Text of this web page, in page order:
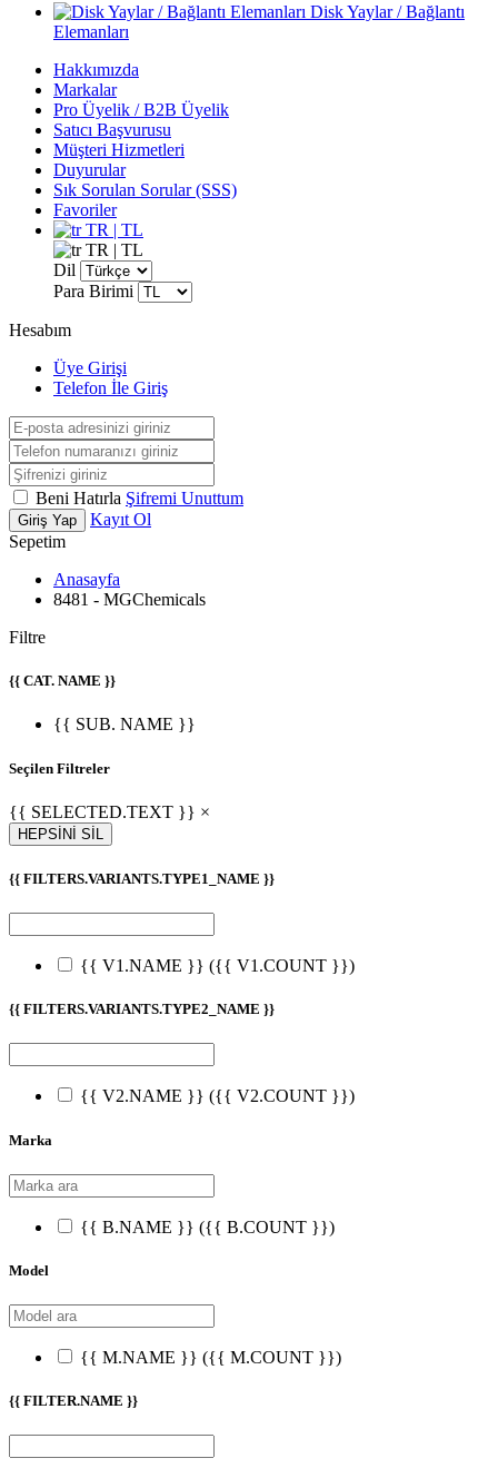
Disk Yaylar / Bağlantı
Elemanları
Hakkımızda
Markalar
Pro Üyelik / B2B Üyelik
Satıcı Başvurusu
Müşteri Hizmetleri
Duyurular
Sık Sorulan Sorular (SSS)
Favoriler
TR | TL
TR | TL
Dil
Para Birimi
Hesabım
Üye Girişi
Telefon İle Giriş
Beni Hatırla Şifremi Unuttum
Giriş Yap
Kayıt Ol
Sepetim
Anasayfa
8481 - MGChemicals
Filtre
{{ CAT. NAME }}
{{ SUB. NAME }}
Seçilen Filtreler
{{ SELECTED.TEXT }} ×
HEPSİNİ SİL
{{ FILTERS.VARIANTS.TYPE1_NAME }}
{{ V1.NAME }} ({{ V1.COUNT }})
{{ FILTERS.VARIANTS.TYPE2_NAME }}
{{ V2.NAME }} ({{ V2.COUNT }})
Marka
{{ B.NAME }} ({{ B.COUNT }})
Model
{{ M.NAME }} ({{ M.COUNT }})
{{ FILTER.NAME }}